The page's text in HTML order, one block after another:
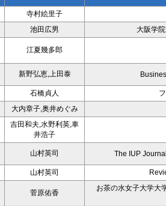
寺村絵里子
池田広男 大阪学
江夏幾多郎
新野弘恵,上田泰
石橋貞人
大内章子,奥井めぐみ
吉田和夫,水野利英,車
井浩子
山村英司 The IUP
山村英司
菅原佑香
お茶の水女子大学大